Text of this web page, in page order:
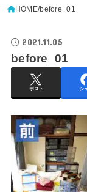
HOME before_01
2021.11.05
before_01
ポスト シ